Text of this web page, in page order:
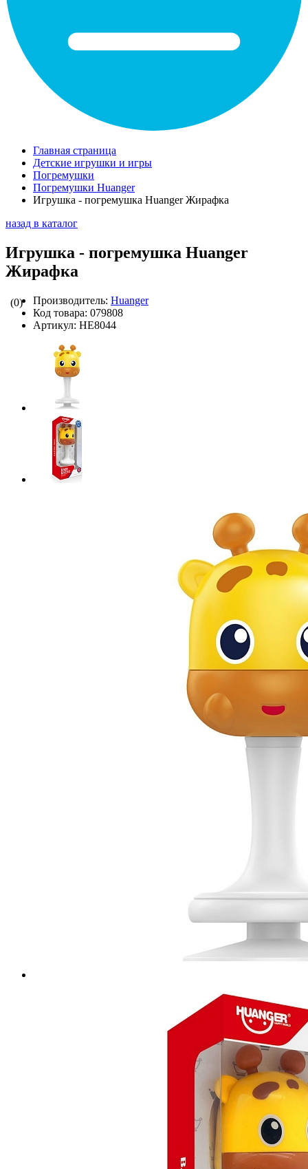
Главная страница
Детские игрушки и игры
Погремушки
Погремушки Huanger
Игрушка - погремушка Huanger Жирафка
назад в каталог
Игрушка - погремушка Huanger
Жирафка
(0) Производитель: Huanger
Код товара: 079808
Артикул: HE8044